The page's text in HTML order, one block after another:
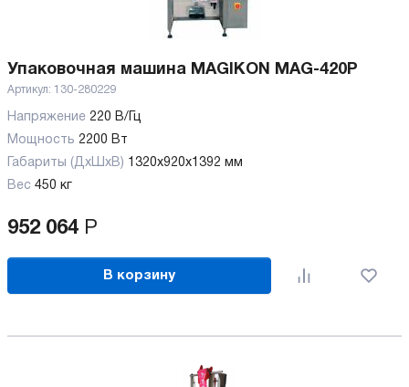
Упаковочная машина MAGIKON MAG-420P
Артикул: 130-280229
Напряжение 220 В/Гц
Мощность 2200 Вт
Габариты (ДхШхВ) 1320x920x1392 мм
Вес 450 кг
952 064 Р
В корзину